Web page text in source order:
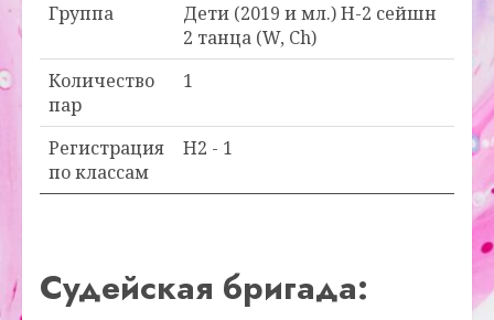
Группа
Дети (2019 и мл.) Н-2 сейшн
2 танца (W, Ch)
Количество
пар
1
Регистрация
по классам
H2 - 1
Судейская бригада: